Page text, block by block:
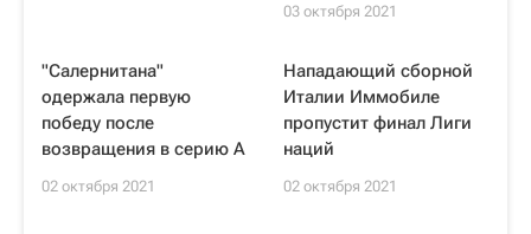
03 октября 2021
"Салернитана"
одержала первую
победу после
возвращения в серию А
02 октября 2021
Нападающий сборной
Италии Иммобиле
пропустит финал Лиги
наций
02 октября 2021